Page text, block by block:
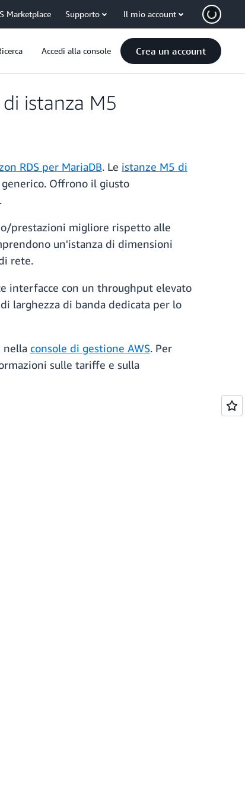
Marketplace Supporto Il mio account
Accedi alla console Crea un account
istanza M5
RDS per MariaDB. Le istanze M5 di
Offrono il giusto
prestazioni migliore rispetto alle
un'istanza di dimensioni
rete.
interfacce con un throughput elevato
larghezza di banda dedicata per lo
nella console di gestione AWS. Per
sulle tariffe e sulla